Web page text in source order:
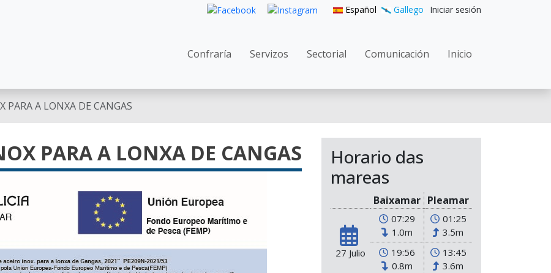
Español Gallego User
Iniciar sesión
Navegación principal
Confraría Servizos Sectorial Comunicación Inicio
PARA A LONXA DE CANGAS
PARA A LONXA DE CANGAS
Horario das
mareas
Baixamar Pleamar
27 Julio
07:29
1.0m
01:25
3.5m
19:56
0.8m
13:45
3.6m